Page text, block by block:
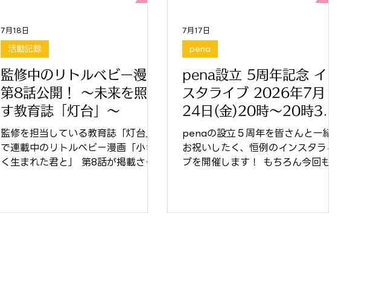
監修中のリトルベビー漫画
第8話公開！ ～未来を照ら
す教育誌「灯台」～
監修を担当している教育誌「灯台」
で連載中のリトルベビー漫画「小さ
く生まれた君と」 第8話が掲載され
活動記録
7月18日
pena設立 5周年記念 イン
スタライブ 2026年7月
24日(金)20時～20時30
分
penaの設立５周年を皆さんと一緒に
お祝いしたく、恒例のインスタライ
ブを開催します！ もちろん今回も、
pena
7月17日